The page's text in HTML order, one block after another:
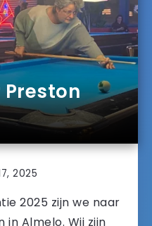
2025
2025 zijn we naar
in Almelo. Wij zijn